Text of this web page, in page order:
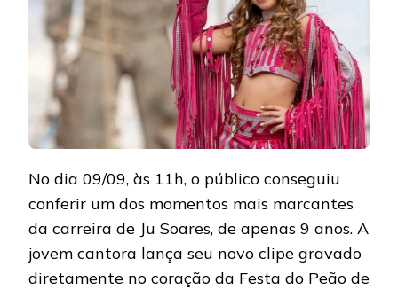
MOSTRA
A
DO
PEÃO
No dia 09/09, às 11h, o público conseguiu
conferir um dos momentos mais marcantes
da carreira de Ju Soares, de apenas 9 anos. A
jovem cantora lança seu novo clipe gravado
diretamente no coração da Festa do Peão de